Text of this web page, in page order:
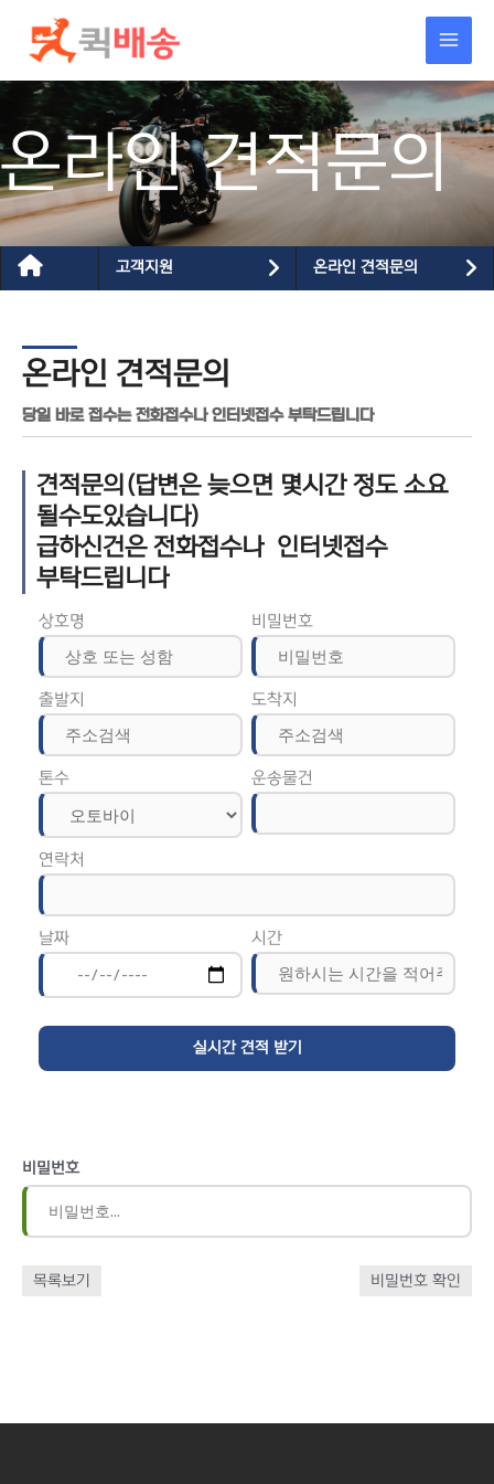
건너뛰기
온라인 견적문의
고객지원 온라인 견적문의
온라인 견적문의
당일 바로 접수는 전화접수나 인터넷접수 부탁드립니다
견적문의(답변은 늦으면 몇시간 정도 소요
될수도있습니다)
급하신건은 전화접수나 인터넷접수
부탁드립니다
상호명 비밀번호
출발지 도착지
톤수 운송물건
연락처
날짜 시간
비밀번호
목록보기 비밀번호 확인